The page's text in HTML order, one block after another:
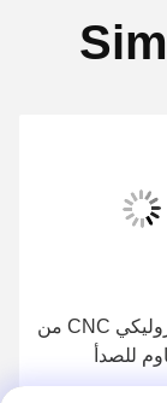
مكبس هيدروليكي CNC من
للصدأ